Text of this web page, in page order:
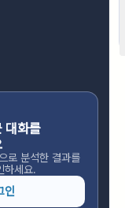
대화를
로 분석한 결과를
하세요.
인